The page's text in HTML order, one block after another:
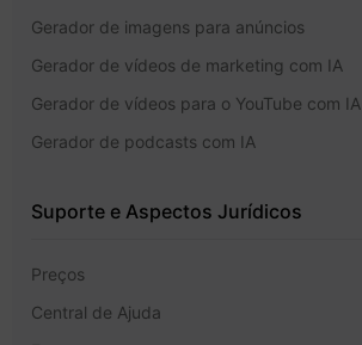
Gerador de imagens para anúncios
Gerador de vídeos de marketing com IA
Gerador de vídeos para o YouTube com IA
Gerador de podcasts com IA
Suporte e Aspectos Jurídicos
Preços
Central de Ajuda